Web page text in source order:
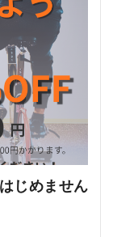
じめません